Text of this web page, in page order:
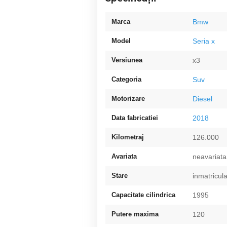
Marca Bmw
Model Seria x
Versiunea x3
Categoria Suv
Motorizare Diesel
Data fabricatiei 2018
Kilometraj 126.000
Avariata neavariata
Stare
Capacitate cilindrica 1995
Putere maxima 120